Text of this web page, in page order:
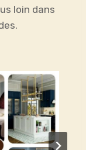
loin dans